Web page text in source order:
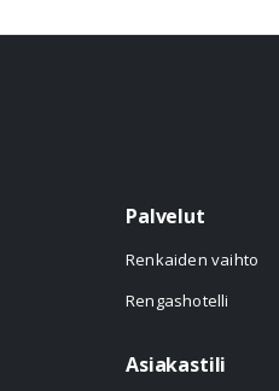
Palvelut
Renkaiden vaihto
Rengashotelli
Asiakastili